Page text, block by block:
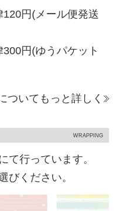
円(メール便発送
円(ゆうパケット
ついてもっと詳しく
WRAPPING
て行っています。
びください。